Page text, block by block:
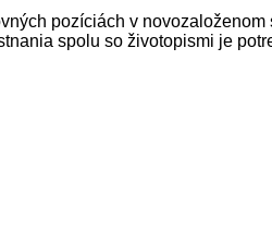
pozíciách v
spolu so životopismi je